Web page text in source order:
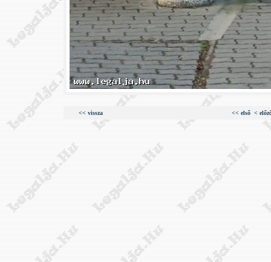
<< vissza << első <